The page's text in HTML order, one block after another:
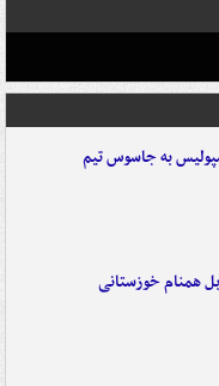
به جاسوس تیم
همنام خوزستانی